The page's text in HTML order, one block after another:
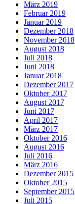
März 2019
Februar 2019
Januar 2019
Dezember 2018
November 2018
August 2018
Juli 2018
Juni 2018
Januar 2018
Dezember 2017
Oktober 2017
August 2017
Juni 2017
April 2017
März 2017
Oktober 2016
August 2016
Juli 2016
März 2016
Dezember 2015
Oktober 2015
September 2015
Juli 2015